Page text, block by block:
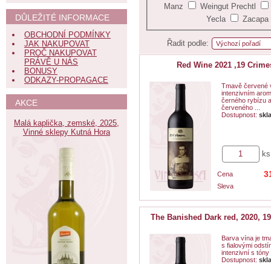
Manz
Weingut Prechtl
Yecla
Zacapa
Řadit podle:
Red Wine 2021 ,19
Tmavě červené
intenzivním
černého rybízu
červeného ...
Dostupnost:
ks
Cena
Sleva
The Banished Dark red, 2020,
Barva vína je
s fialovými
intenzivní s tóny
Dostupnost:
DŮLEŽITÉ INFORMACE
OBCHODNÍ PODMÍNKY
JAK NAKUPOVAT
PROČ NAKUPOVAT
PRÁVĚ U NÁS
BONUSY
ODKAZY-PROPAGACE
AKCE
Malá kaplička, zemské, 2025,
Vinné sklepy Kutná Hora